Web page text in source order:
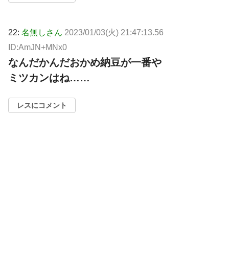
22: 名無しさん 2023/01/03(火) 21:47:13.56
ID:AmJN+MNx0
なんだかんだおかめ納豆が一番や
ミツカンはね……
レスにコメント